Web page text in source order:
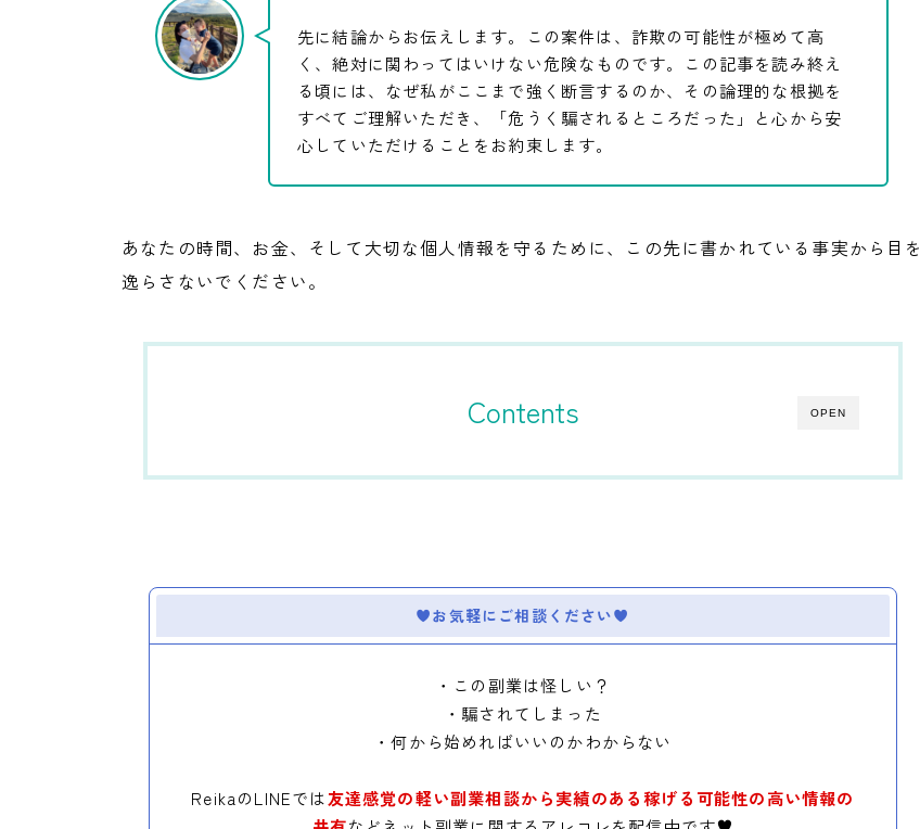
先に結論からお伝えします。この案件は、詐欺の可能性が極めて高
く、絶対に関わってはいけない危険なものです。この記事を読み終え
る頃には、なぜ私がここまで強く断言するのか、その論理的な根拠を
すべてご理解いただき、「危うく騙されるところだった」と心から安
心していただけることをお約束します。
あなたの時間、お金、そして大切な個人情報を守るために、この先に書かれている事実から目を
逸らさないでください。
OPEN
Contents
お気軽にご相談ください
・この副業は怪しい？
・騙されてしまった
・何から始めればいいのかわからない
ReikaのLINEでは友達感覚の軽い副業相談から実績のある稼げる可能性の高い情報の